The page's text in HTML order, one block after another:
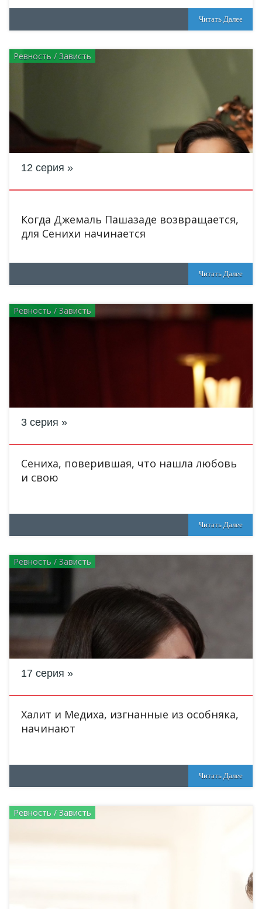
Читать Далее
Ревность / Зависть
12 серия
Когда Джемаль Пашазаде возвращается,
для Сенихи начинается
Читать Далее
Ревность / Зависть
3 серия
Сениха, поверившая, что нашла любовь
и свою
Читать Далее
Ревность / Зависть
17 серия
Халит и Медиха, изгнанные из особняка,
начинают
Читать Далее
Ревность / Зависть